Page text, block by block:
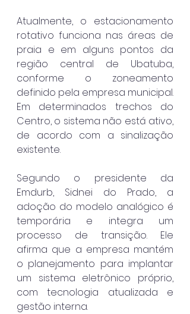
Atualmente, o estacionamento
rotativo funciona nas áreas de
praia e em alguns pontos da
região central de Ubatuba,
conforme o zoneamento
definido pela empresa municipal.
Em determinados trechos do
Centro, o sistema não está ativo,
de acordo com a sinalização
existente.
Segundo o presidente da
Emdurb, Sidnei do Prado, a
adoção do modelo analógico é
temporária e integra um
processo de transição. Ele
afirma que a empresa mantém
o planejamento para implantar
um sistema eletrônico próprio,
com tecnologia atualizada e
gestão interna.